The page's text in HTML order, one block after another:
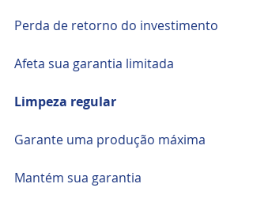
Perda de retorno do investimento
Afeta sua garantia limitada
Limpeza regular
Garante uma produção máxima
Mantém sua garantia